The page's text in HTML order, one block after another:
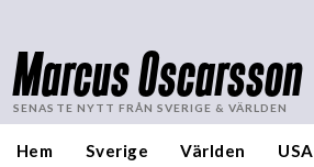
Marcus Oscarsson
SENASTE NYTT FRÅN SVERIGE & VÄRLDEN
Hem Sverige Världen USA